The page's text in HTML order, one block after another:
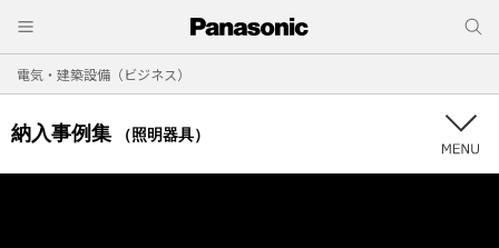
電気・建築設備（ビジネス）
納入事例集 （照明器具）